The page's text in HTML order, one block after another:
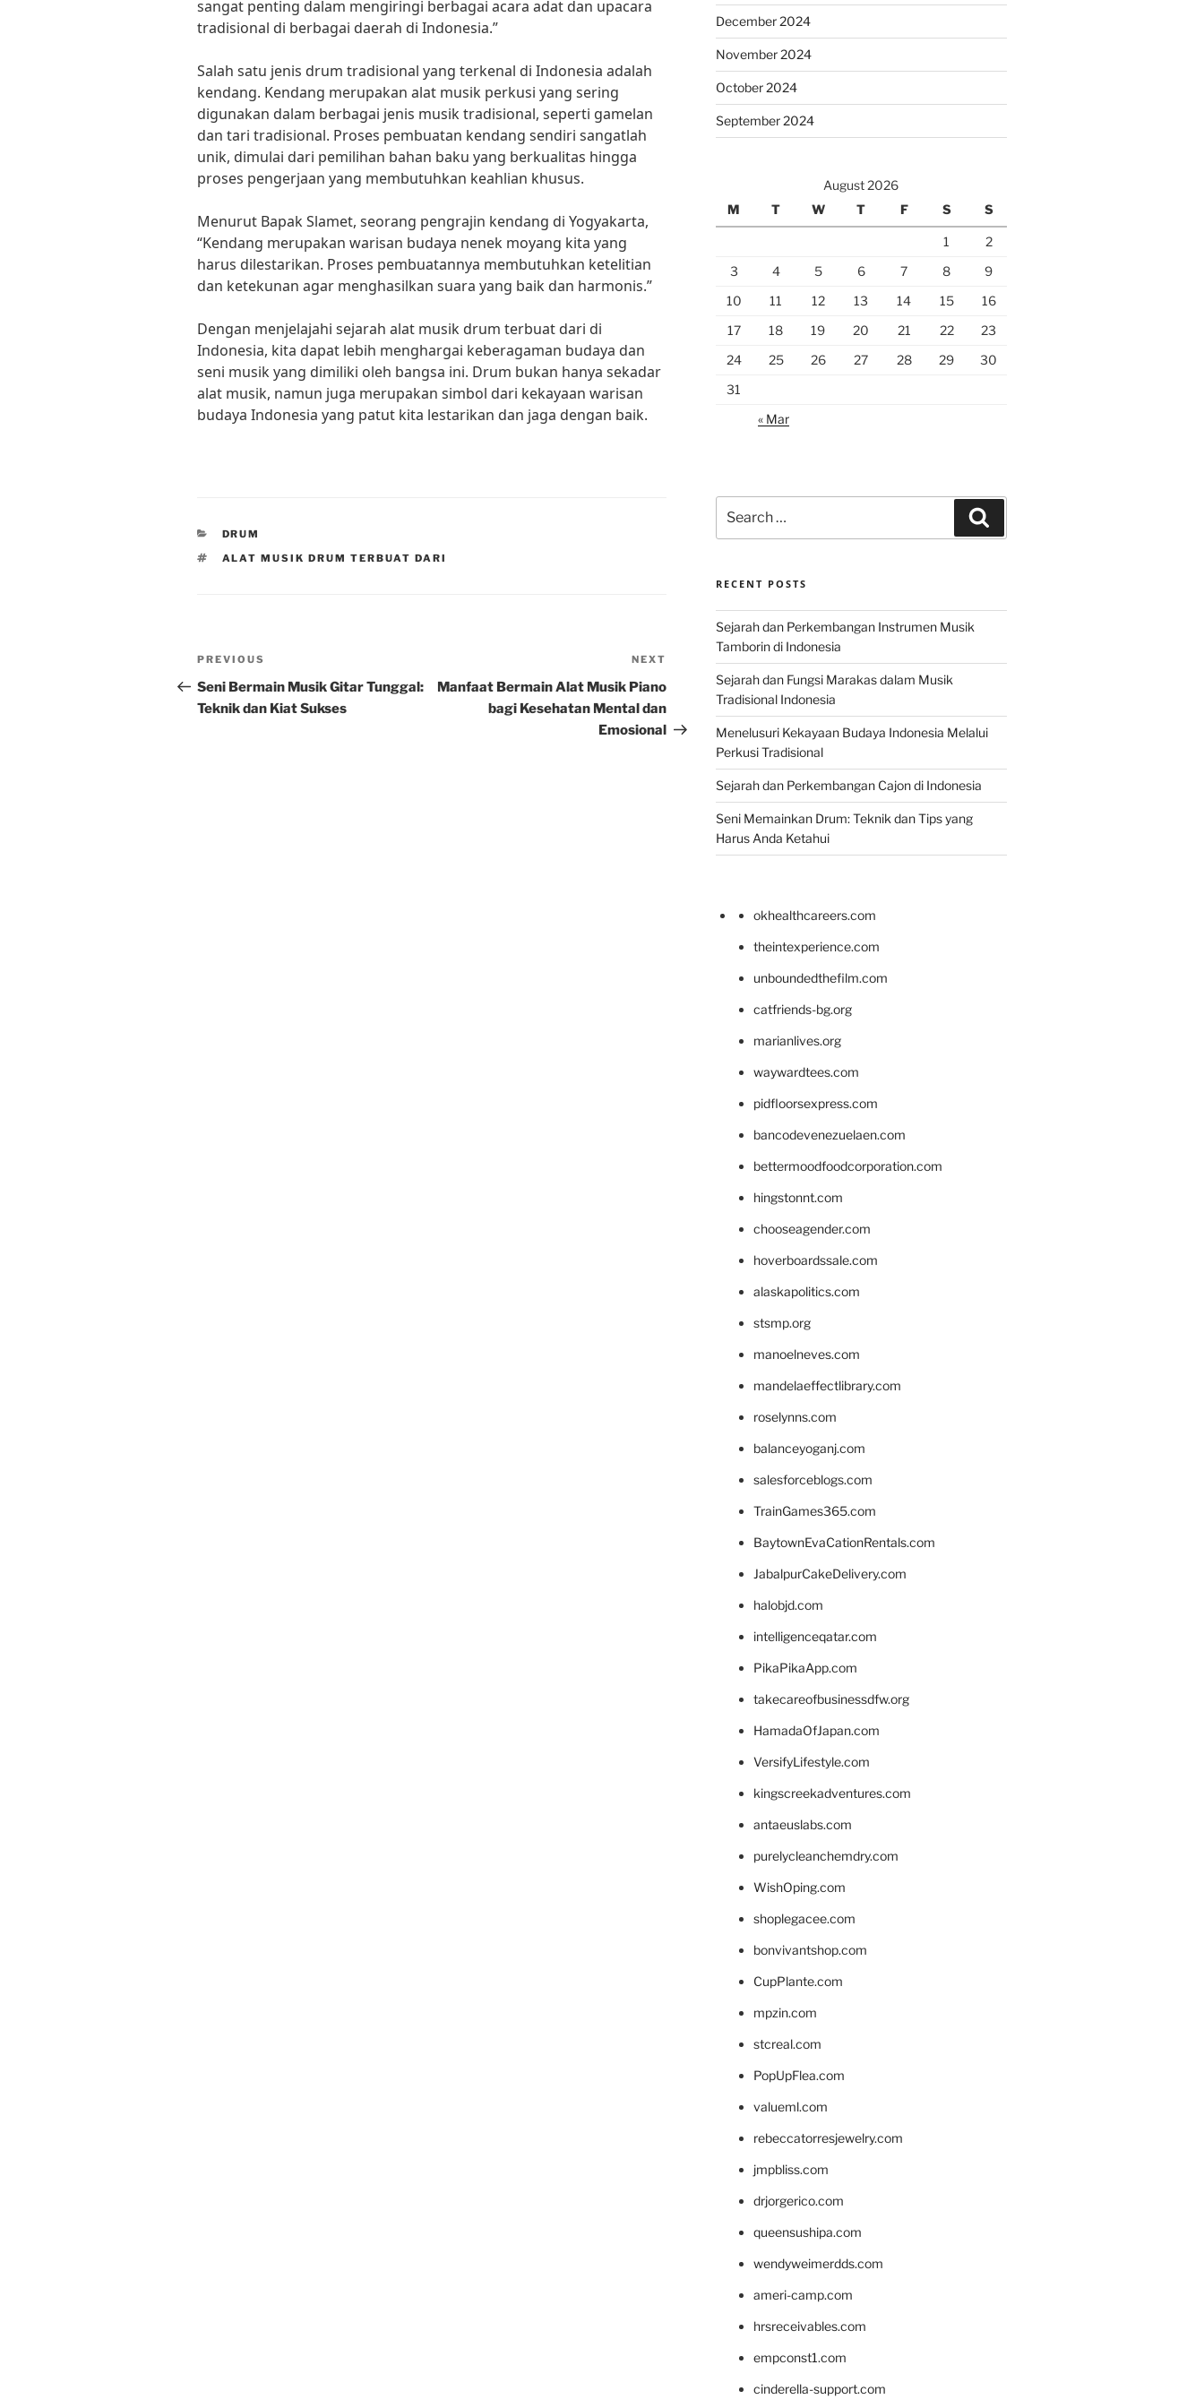
sangat penting dalam mengiringi berbagai acara adat dan upacara
tradisional di berbagai daerah di Indonesia.”
Salah satu jenis drum tradisional yang terkenal di Indonesia adalah
kendang. Kendang merupakan alat musik perkusi yang sering
digunakan dalam berbagai jenis musik tradisional, seperti gamelan
dan tari tradisional. Proses pembuatan kendang sendiri sangatlah
unik, dimulai dari pemilihan bahan baku yang berkualitas hingga
proses pengerjaan yang membutuhkan keahlian khusus.
Menurut Bapak Slamet, seorang pengrajin kendang di Yogyakarta,
“Kendang merupakan warisan budaya nenek moyang kita yang
harus dilestarikan. Proses pembuatannya membutuhkan ketelitian
dan ketekunan agar menghasilkan suara yang baik dan harmonis.”
Dengan menjelajahi sejarah alat musik drum terbuat dari di
Indonesia, kita dapat lebih menghargai keberagaman budaya dan
seni musik yang dimiliki oleh bangsa ini. Drum bukan hanya sekadar
alat musik, namun juga merupakan simbol dari kekayaan warisan
budaya Indonesia yang patut kita lestarikan dan jaga dengan baik.
CATEGORIES
DRUM
TAGS
ALAT MUSIK DRUM TERBUAT DARI
Post
navigation
Previous
Post
PREVIOUS
Seni Bermain Musik Gitar Tunggal:
Teknik dan Kiat Sukses
Post
NEXT
Manfaat Bermain Alat Musik Piano
bagi Kesehatan Mental dan
Emosional
December 2024
November 2024
October 2024
September 2024
August 2026
M
T W T F S S
1
2
3
4 5 6 7 8
9
10
11 12 13 14 15
16
17
18 19 20 21 22
23
24
25 26 27 28 29
30
31
« Mar
for:
RECENT POSTS
Sejarah dan Perkembangan Instrumen Musik
Tamborin di Indonesia
Sejarah dan Fungsi Marakas dalam Musik
Tradisional Indonesia
Menelusuri Kekayaan Budaya Indonesia Melalui
Perkusi Tradisional
Sejarah dan Perkembangan Cajon di Indonesia
Seni Memainkan Drum: Teknik dan Tips yang
Harus Anda Ketahui
okhealthcareers.com
theintexperience.com
unboundedthefilm.com
catfriends-bg.org
marianlives.org
waywardtees.com
pidfloorsexpress.com
bancodevenezuelaen.com
bettermoodfoodcorporation.com
hingstonnt.com
chooseagender.com
hoverboardssale.com
alaskapolitics.com
stsmp.org
manoelneves.com
mandelaeffectlibrary.com
roselynns.com
balanceyoganj.com
salesforceblogs.com
TrainGames365.com
BaytownEvaCationRentals.com
JabalpurCakeDelivery.com
halobjd.com
intelligenceqatar.com
PikaPikaApp.com
takecareofbusinessdfw.org
HamadaOfJapan.com
VersifyLifestyle.com
kingscreekadventures.com
antaeuslabs.com
purelycleanchemdry.com
WishOping.com
shoplegacee.com
bonvivantshop.com
CupPlante.com
mpzin.com
stcreal.com
PopUpFlea.com
valueml.com
rebeccatorresjewelry.com
jmpbliss.com
drjorgerico.com
queensushipa.com
wendyweimerdds.com
ameri-camp.com
hrsreceivables.com
empconst1.com
cinderella-support.com